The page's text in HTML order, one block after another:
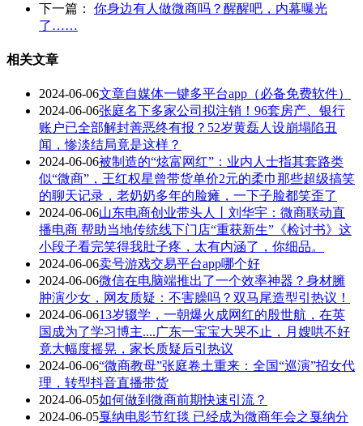
下一篇： 你身边有人做微商吗？醒醒吧，内幕曝光
了……
相关文章
2024-06-06文章自媒体一键多平台app（必备免费软件）
2024-06-06张庭名下多家公司拟注销！96套房产、银行
账户已全部解封善恶终有报？52岁黄磊人设崩塌陷丑
闻，惨淡结局竟是这样？
2024-06-06被制造的“炫富网红”：业内人士指其套路类
似“微商”，王红权星曾带货单价2元的柔巾那些超级搞笑
的聊天记录，老奶奶多年的脸瘫，一下子脸都笑歪了
2024-06-06山东电商创业带头人丨刘华宇：微商联动直
播电商 帮助当地传统线下门店“重获新生”《检讨书》这
小段子看完笑得我肚子疼，太有内涵了，你细品。
2024-06-06卖号游戏交易平台app哪个好
2024-06-06微信在电脑端推出了一个效率神器？身材臃
肿演少女，网友质疑：不害臊吗？双马尾造型引热议！
2024-06-0613岁辍学，一朝爆火成网红的殷世航，在英
国成为了学习博主....广东一宝宝大哭不止，月嫂哄不好
竟大幅度摇晃，家长质疑后引热议
2024-06-06“微商教母”张庭卷土重来：全国“巡演”招女代
理，转型抖音直播带货
2024-06-05如何做到微商前期快速引流？
2024-06-05戛纳电影节红毯 已经成为微商年会之戛纳分